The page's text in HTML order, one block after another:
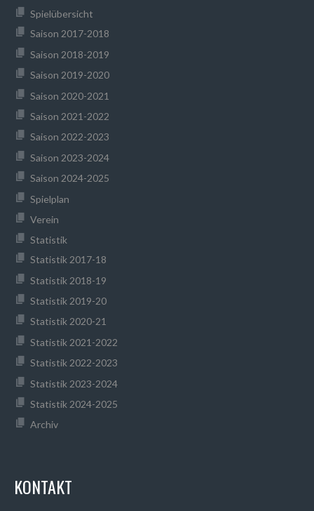
Spielübersicht
Saison 2017-2018
Saison 2018-2019
Saison 2019-2020
Saison 2020-2021
Saison 2021-2022
Saison 2022-2023
Saison 2023-2024
Saison 2024-2025
Spielplan
Verein
Statistik
Statistik 2017-18
Statistik 2018-19
Statistik 2019-20
Statistik 2020-21
Statistik 2021-2022
Statistik 2022-2023
Statistik 2023-2024
Statistik 2024-2025
Archiv
KONTAKT